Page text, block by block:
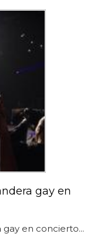
gay en
gay en concierto...